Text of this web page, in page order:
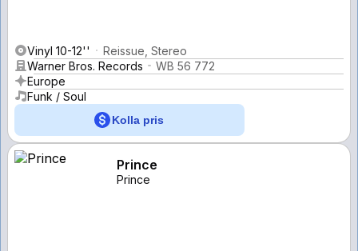
Vinyl 10-12''
Reissue, Stereo
Warner Bros. Records
WB 56 772
Europe
Funk / Soul
Kolla pris
Prince
Prince